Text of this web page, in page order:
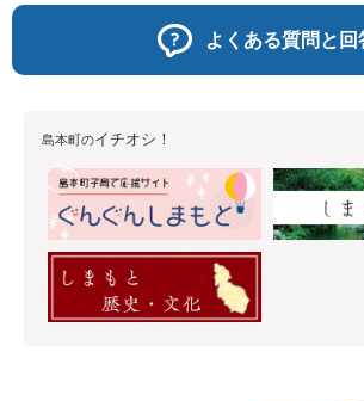
よくある質問と回
島本町のイチオシ！